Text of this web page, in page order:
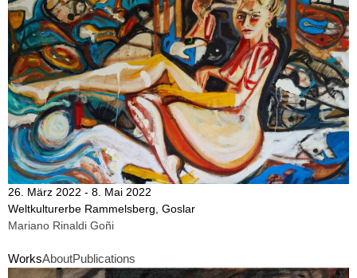
26. März 2022 - 8. Mai 2022
Weltkulturerbe Rammelsberg, Goslar
Mariano Rinaldi Goñi
WorksAboutPublications